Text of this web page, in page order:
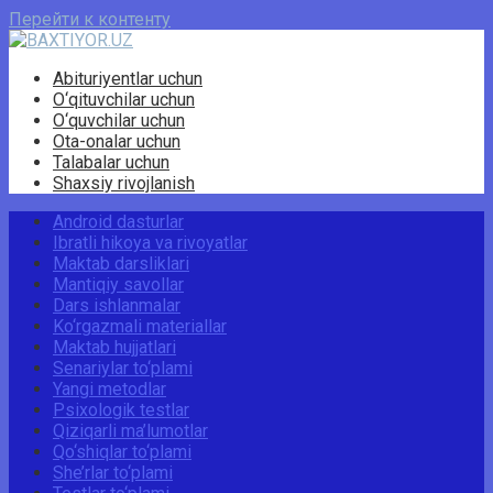
Перейти к контенту
Abituriyentlar uchun
O‘qituvchilar uchun
O‘quvchilar uchun
Ota-onalar uchun
Talabalar uchun
Shaxsiy rivojlanish
Android dasturlar
Ibratli hikoya va rivoyatlar
Maktab darsliklari
Mantiqiy savollar
Dars ishlanmalar
Ko‘rgazmali materiallar
Maktab hujjatlari
Senariylar to‘plami
Yangi metodlar
Psixologik testlar
Qiziqarli ma’lumotlar
Qo‘shiqlar to‘plami
She’rlar to‘plami